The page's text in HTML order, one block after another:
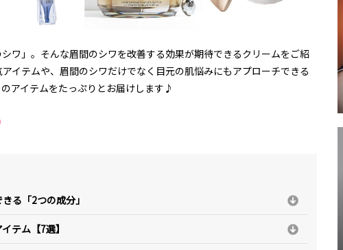
ワ」。そんな眉間のシワを改善する効果が期待できるクリームをご紹
イテムや、眉間のシワだけでなく目元の肌悩みにもアプローチできる
アイテムをたっぷりとお届けします♪
る「2つの成分」
テム【7選】